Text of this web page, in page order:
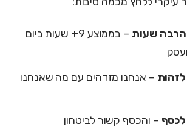
שעות
– בממוצע 9+ שעות ביום
– אנחנו מזדהים עם מה שאנחנו
– והכסף קשור לביטחון